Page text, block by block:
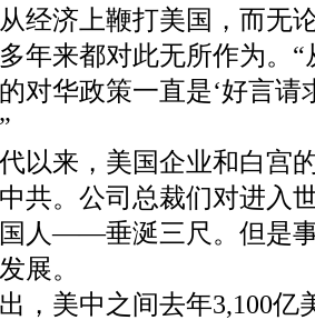
经济上鞭打美国，而无
年来都对此无所作为。“
对华政策一直是‘好言请
以来，美国企业和白宫
共。公司总裁们对进入
人——垂涎三尺。但是
展。
，美中之间去年3,100亿